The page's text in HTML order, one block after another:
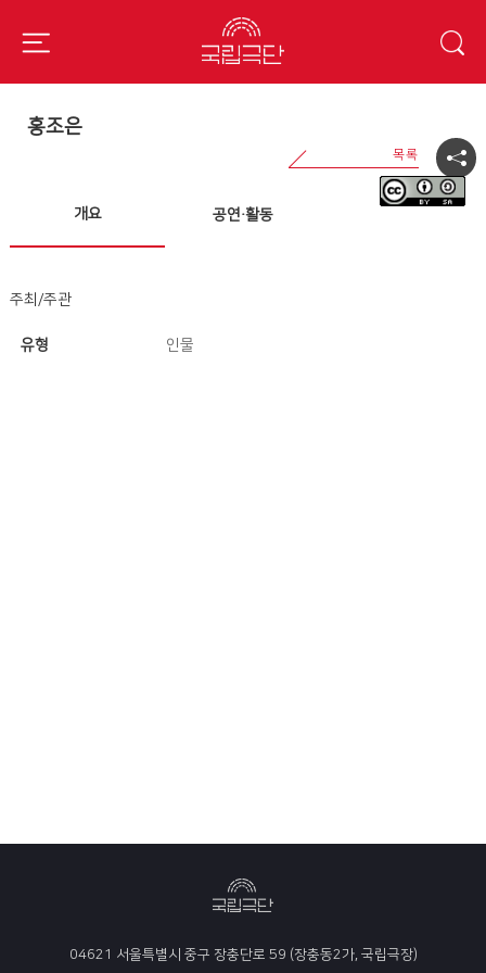
홍조은
개요 공연·활동
주최/주관
유형 인물
04621 서울특별시 중구 장충단로 59 (장충동2가, 국립극장)